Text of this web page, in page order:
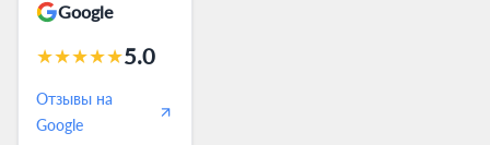
Google
★★★★★5.0
Отзывы на
Google